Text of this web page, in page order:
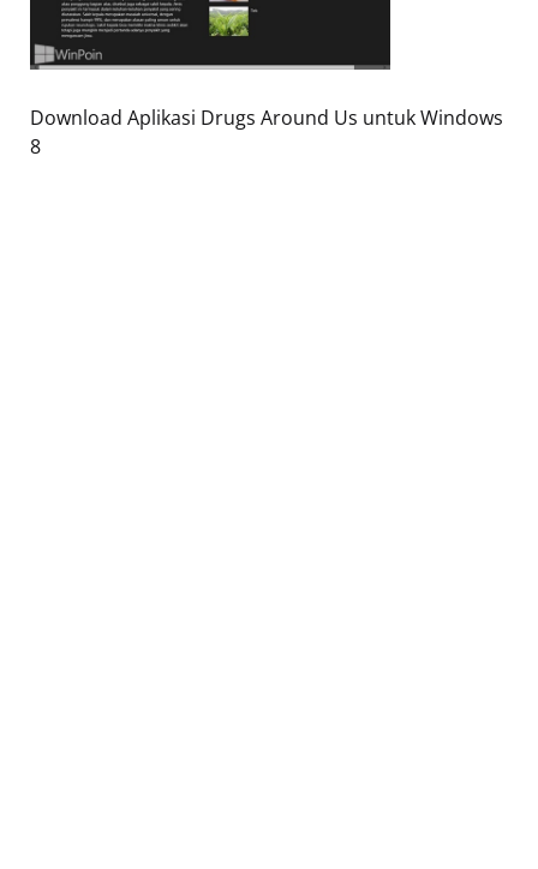
Download Aplikasi Drugs Around Us untuk Windows
8